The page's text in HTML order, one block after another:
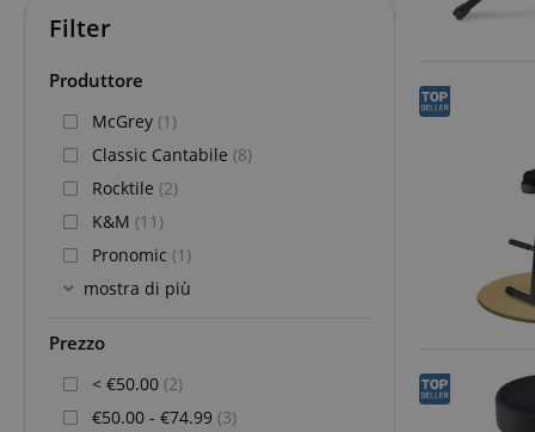
Filter
Produttore
McGrey (1)
Classic Cantabile (8)
Rocktile (2)
K&M (11)
Pronomic (1)
mostra di più
Prezzo
< €50.00 (2)
€50.00 - €74.99 (3)